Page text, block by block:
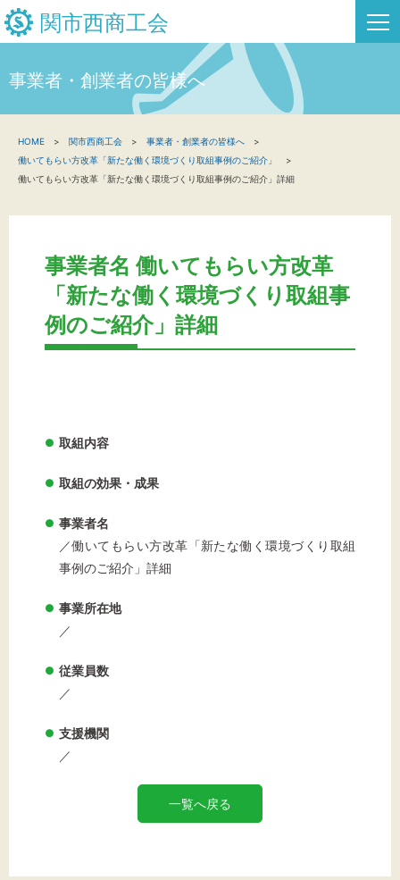
関市西商工会
新着情報
関市西商工会について
関市西フリーページ
事業者・創業者の皆様へ
HOME 関市西商工会
事業者・創業者の皆様へ
働いてもらい方改革「新たな働く環境づくり取組事例のご紹介」
働いてもらい方改革「新たな働く環境づくり取組事例のご紹介」詳細
事業者名 働いてもらい方改革
「新たな働く環境づくり取組事
例のご紹介」詳細
取組内容
取組の効果・成果
事業者名
／働いてもらい方改革「新たな働く環境づくり取組
事例のご紹介」詳細
事業所在地
／
従業員数
／
支援機関
／
一覧へ戻る